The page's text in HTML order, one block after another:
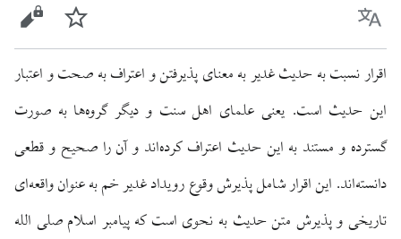
زبان پیگیری
اقرار نسبت به حدیث غدیر به معنای پذیرفتن و اعتراف به صحت و اعتبار
این حدیث است. یعنی علمای اهل سنت و دیگر گروه‌ها به صورت
گسترده و مستند به این حدیث اعتراف کرده‌اند و آن را صحیح و قطعی
دانسته‌اند. این اقرار شامل پذیرش وقوع رویداد غدیر خم به عنوان واقعه‌ای
تاریخی و پذیرش متن حدیث به نحوی است که پیامبر اسلام صلی الله